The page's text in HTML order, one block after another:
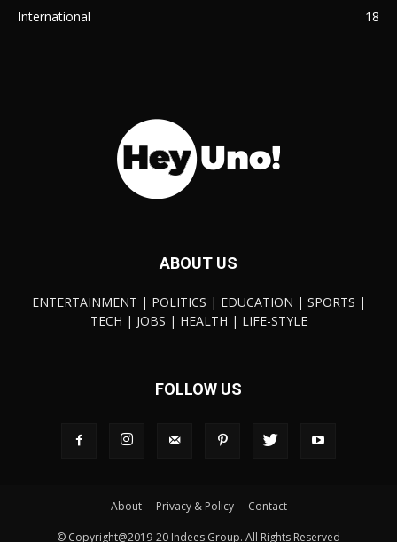
International
18
ABOUT US
ENTERTAINMENT | POLITICS | EDUCATION | SPORTS |
TECH | JOBS | HEALTH | LIFE-STYLE
FOLLOW US
About Privacy & Policy Contact
© Copyright@2019-20 Indees Group. All Rights Reserved